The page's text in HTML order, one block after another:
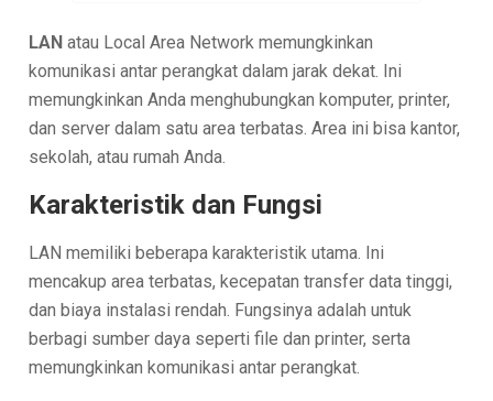
LAN atau Local Area Network memungkinkan
komunikasi antar perangkat dalam jarak dekat. Ini
memungkinkan Anda menghubungkan komputer, printer,
dan server dalam satu area terbatas. Area ini bisa kantor,
sekolah, atau rumah Anda.
Karakteristik dan Fungsi
LAN memiliki beberapa karakteristik utama. Ini
mencakup area terbatas, kecepatan transfer data tinggi,
dan biaya instalasi rendah. Fungsinya adalah untuk
berbagi sumber daya seperti file dan printer, serta
memungkinkan komunikasi antar perangkat.